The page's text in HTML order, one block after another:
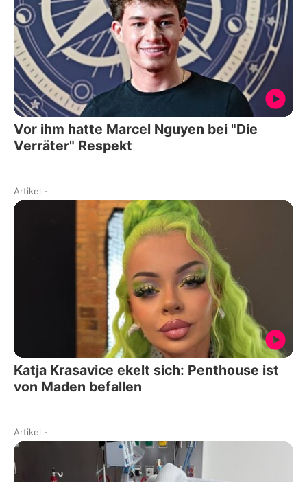
Vor ihm hatte Marcel Nguyen bei "Die
Verräter" Respekt
Artikel -
Katja Krasavice ekelt sich: Penthouse ist
von Maden befallen
Artikel -